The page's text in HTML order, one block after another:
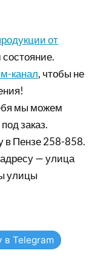
от
канал, чтобы не
мы можем
заказ.
в Пензе 258-858.
— улица
улицы
Telegram